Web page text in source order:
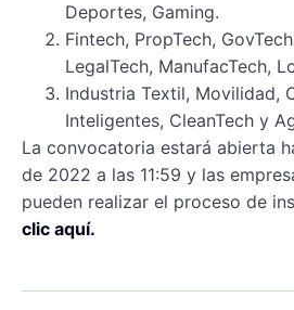
Deportes, Gaming.
Fintech, PropTech,
LegalTech, ManufacTech,
Industria Textil, Movilidad,
Inteligentes, CleanTech y
La convocatoria estará abierta
de 2022 a las 11:59 y las
pueden realizar el proceso de
clic aquí.